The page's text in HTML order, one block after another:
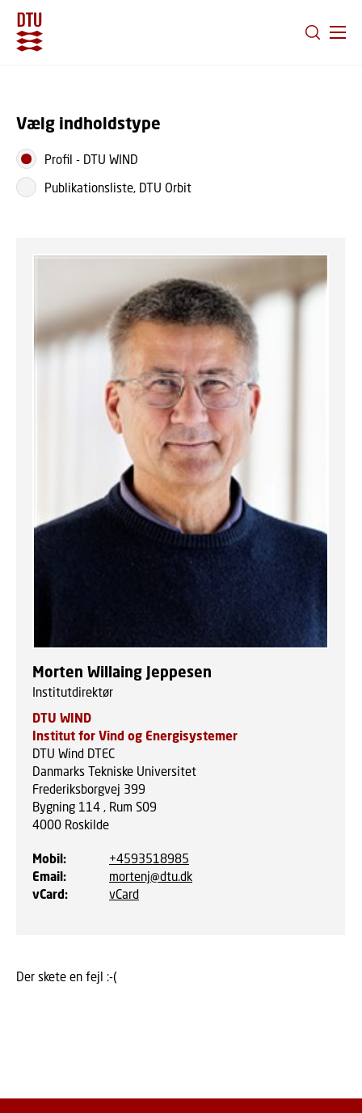
Vælg indholdstype
Profil - DTU WIND
Publikationsliste, DTU Orbit
Morten Willaing Jeppesen
Institutdirektør
DTU WIND
Institut for Vind og Energisystemer
DTU Wind DTEC
Danmarks Tekniske Universitet
Frederiksborgvej 399
Bygning 114 , Rum S09
4000 Roskilde
Mobil:
+4593518985
Email:
mortenj@dtu.dk
vCard: vCard
Der skete en fejl :-(